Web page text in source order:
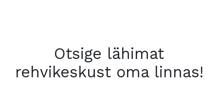
Otsige lähimat
rehvikeskust oma linnas!